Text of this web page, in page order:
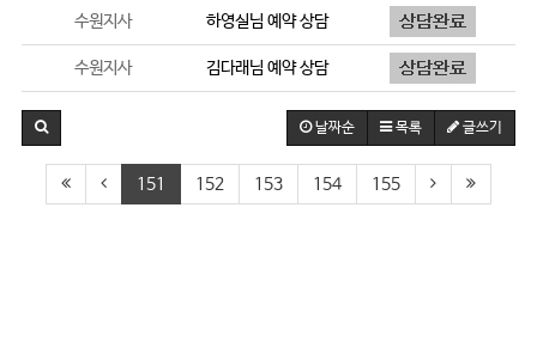
수원지사 하영실님 예약 상담
수원지사 김다래님 예약 상담
날짜순 목록 글쓰기
151 152 153 154 155